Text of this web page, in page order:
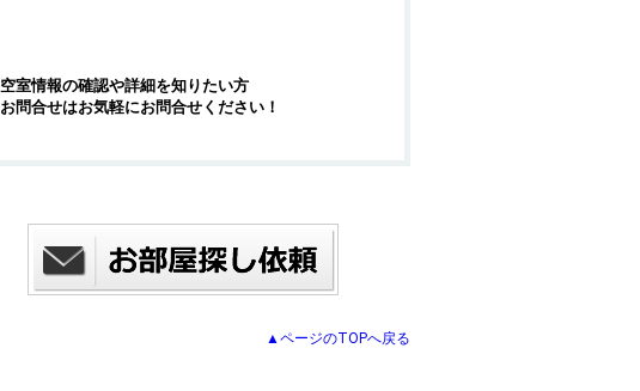
空室情報の確認や詳細を知りたい方
お問合せはお気軽にお問合せください！
▲ページのTOPへ戻る